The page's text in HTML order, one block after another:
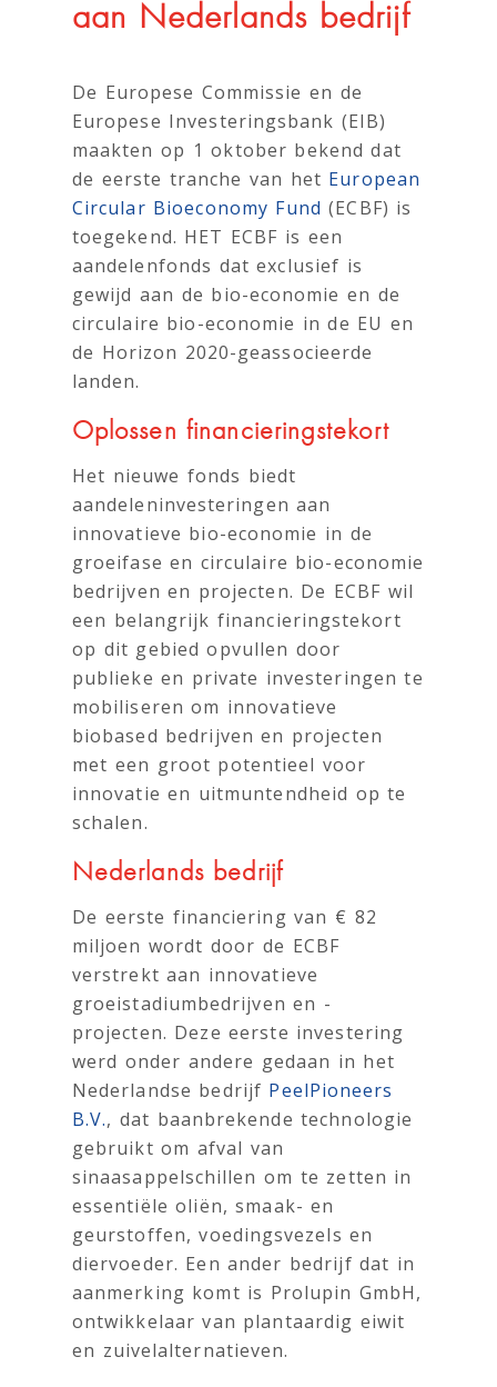
aan Nederlands bedrijf
De Europese Commissie en de
Europese Investeringsbank (EIB)
maakten op 1 oktober bekend dat
de eerste tranche van het European
Circular Bioeconomy Fund (ECBF) is
toegekend. HET ECBF is een
aandelenfonds dat exclusief is
gewijd aan de bio-economie en de
circulaire bio-economie in de EU en
de Horizon 2020-geassocieerde
landen.
Oplossen financieringstekort
Het nieuwe fonds biedt
aandeleninvesteringen aan
innovatieve bio-economie in de
groeifase en circulaire bio-economie
bedrijven en projecten. De ECBF wil
een belangrijk financieringstekort
op dit gebied opvullen door
publieke en private investeringen te
mobiliseren om innovatieve
biobased bedrijven en projecten
met een groot potentieel voor
innovatie en uitmuntendheid op te
schalen.
Nederlands bedrijf
De eerste financiering van € 82
miljoen wordt door de ECBF
verstrekt aan innovatieve
groeistadiumbedrijven en -
projecten. Deze eerste investering
werd onder andere gedaan in het
Nederlandse bedrijf PeelPioneers
B.V., dat baanbrekende technologie
gebruikt om afval van
sinaasappelschillen om te zetten in
essentiële oliën, smaak- en
geurstoffen, voedingsvezels en
diervoeder. Een ander bedrijf dat in
aanmerking komt is Prolupin GmbH,
ontwikkelaar van plantaardig eiwit
en zuivelalternatieven.